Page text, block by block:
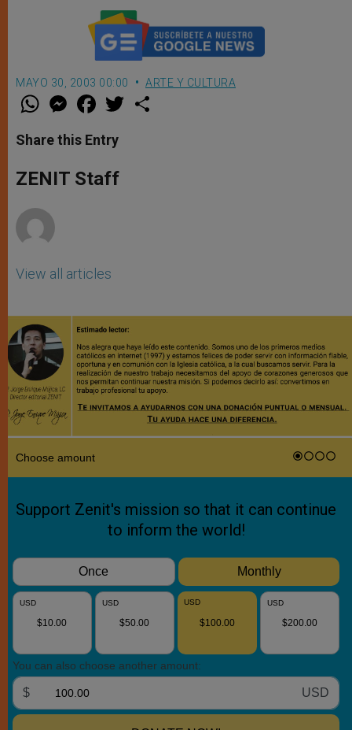
MAYO 30, 2003 00:00 ARTE Y CULTURA
W
t
s
p
p
M
e
s
e
g
e
F
a
e
b
o
k
w
Share this Entry
ZENIT Staff
View all articles